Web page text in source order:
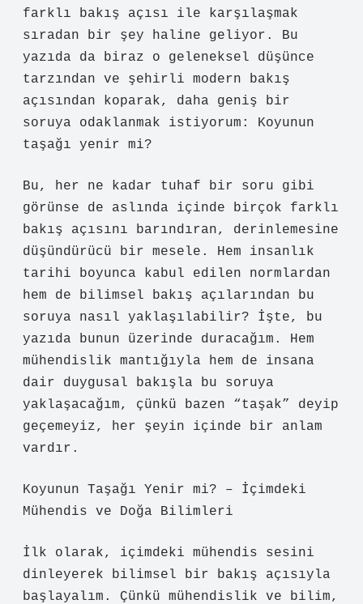
farklı bakış açısı ile karşılaşmak
sıradan bir şey haline geliyor. Bu
yazıda da biraz o geleneksel düşünce
tarzından ve şehirli modern bakış
açısından koparak, daha geniş bir
soruya odaklanmak istiyorum: Koyunun
taşağı yenir mi?
Bu, her ne kadar tuhaf bir soru gibi
görünse de aslında içinde birçok farklı
bakış açısını barındıran, derinlemesine
düşündürücü bir mesele. Hem insanlık
tarihi boyunca kabul edilen normlardan
hem de bilimsel bakış açılarından bu
soruya nasıl yaklaşılabilir? İşte, bu
yazıda bunun üzerinde duracağım. Hem
mühendislik mantığıyla hem de insana
dair duygusal bakışla bu soruya
yaklaşacağım, çünkü bazen “taşak” deyip
geçemeyiz, her şeyin içinde bir anlam
vardır.
Koyunun Taşağı Yenir mi? – İçimdeki
Mühendis ve Doğa Bilimleri
İlk olarak, içimdeki mühendis sesini
dinleyerek bilimsel bir bakış açısıyla
başlayalım. Çünkü mühendislik ve bilim,